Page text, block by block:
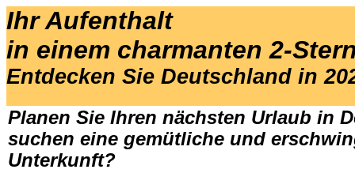
Ihr Aufenthalt
in einem charmanten 2-
Entdecken Sie Deutschland in
Planen Sie Ihren nächsten Urlaub in
suchen eine gemütliche und
Unterkunft?